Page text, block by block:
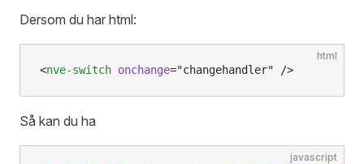
Dersom du har html:
html
<nve-switch onchange="changehandler" />
Så kan du ha
javascript